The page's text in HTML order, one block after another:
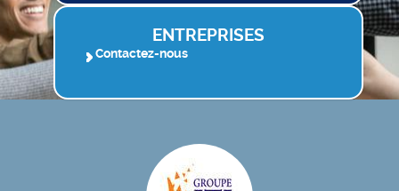
ENTREPRISES
Contactez-nous